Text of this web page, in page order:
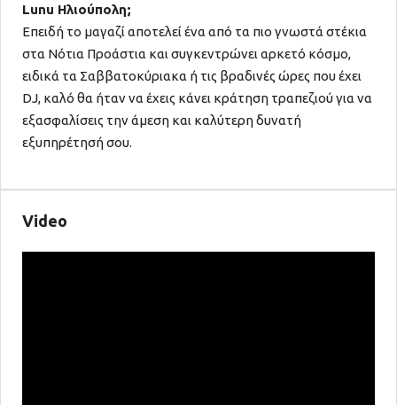
Lunu Ηλιούπολη;
Επειδή το μαγαζί αποτελεί ένα από τα πιο γνωστά στέκια
στα Νότια Προάστια και συγκεντρώνει αρκετό κόσμο,
ειδικά τα Σαββατοκύριακα ή τις βραδινές ώρες που έχει
DJ, καλό θα ήταν να έχεις κάνει κράτηση τραπεζιού για να
εξασφαλίσεις την άμεση και καλύτερη δυνατή
εξυπηρέτησή σου.
Video